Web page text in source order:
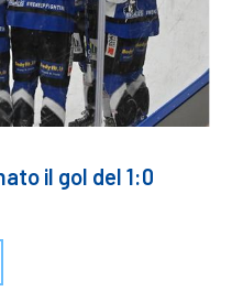
il gol del 1:0